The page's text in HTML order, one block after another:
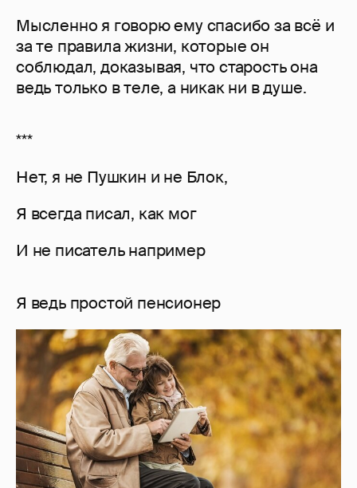
Мысленно я говорю ему спасибо за всё и
за те правила жизни, которые он
соблюдал, доказывая, что старость она
ведь только в теле, а никак ни в душе.
***
Нет, я не Пушкин и не Блок,
Я всегда писал, как мог
И не писатель например
Я ведь простой пенсионер